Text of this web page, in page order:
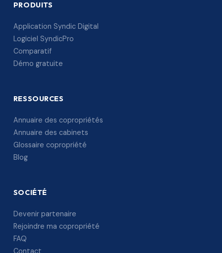
PRODUITS
Application Syndic Digital
Logiciel SyndicPro
Comparatif
Démo gratuite
RESSOURCES
Annuaire des copropriétés
Annuaire des cabinets
Glossaire copropriété
Blog
SOCIÉTÉ
Devenir partenaire
Rejoindre ma copropriété
FAQ
Contact